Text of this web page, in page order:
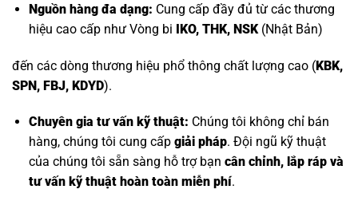
Nguồn hàng đa dạng: Cung cấp đầy đủ từ các thương
hiệu cao cấp nhưVòng bi IKO, THK, NSK(Nhật Bản)
đến các dòng thương hiệu phổ thông chất lượng cao (KBK,
SPN, FBJ, KDYD).
Chuyên gia tư vấn kỹ thuật: Chúng tôi không chỉ bán
hàng, chúng tôi cung cấp giải pháp. Đội ngũ kỹ thuật
của chúng tôi sẵn sàng hỗ trợ bạn cân chỉnh, lắp ráp và
tư vấn kỹ thuật hoàn toàn miễn phí.